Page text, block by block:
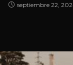
septiembre 22,